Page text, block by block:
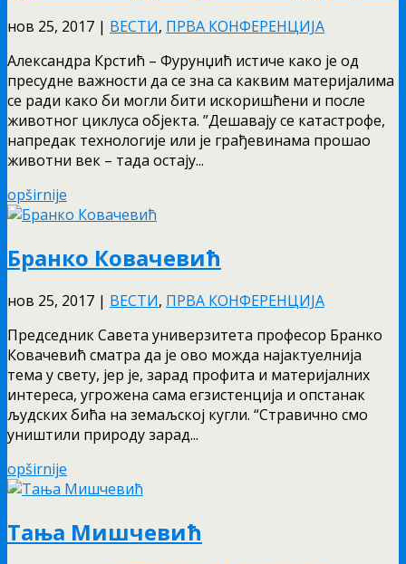
нов 25, 2017 | ВЕСТИ, ПРВА КОНФЕРЕНЦИЈА
Александра Крстић – Фурунџић истиче како је од
пресудне важности да се зна са каквим материјалима
се ради како би могли бити искоришћени и после
животног циклуса објекта. ”Дешавају се катастрофе,
напредак технологије или је грађевинама прошао
животни век – тада остају...
opširnije
Бранко Ковачевић
нов 25, 2017 | ВЕСТИ, ПРВА КОНФЕРЕНЦИЈА
Председник Савета универзитета професор Бранко
Ковачевић сматра да је ово можда најактуелнија
тема у свету, јер је, зарад профита и материјалних
интереса, угрожена сама егзистенција и опстанак
људских бића на земаљској кугли. “Стравично смо
уништили природу зарад...
opširnije
Тања Мишчевић